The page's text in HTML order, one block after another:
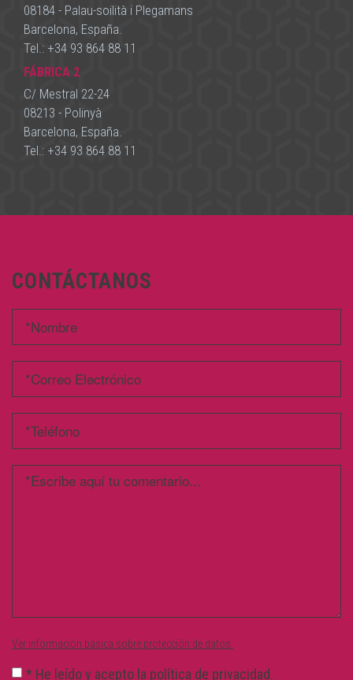
08184 - Palau-soilità i Plegamans
Barcelona, España.
Tel.: +34 93 864 88 11
FÁBRICA 2
C/ Mestral 22-24
08213 - Polinyà
Barcelona, España.
Tel.: +34 93 864 88 11
CONTÁCTANOS
Ver información básica sobre protección de datos.
* He leído y acepto la política de privacidad.